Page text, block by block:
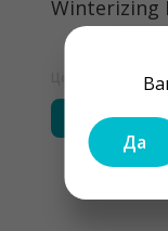
Да
Winterizing
1650 ₽